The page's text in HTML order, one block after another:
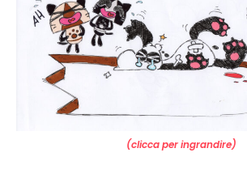
(clicca per ingrandire)